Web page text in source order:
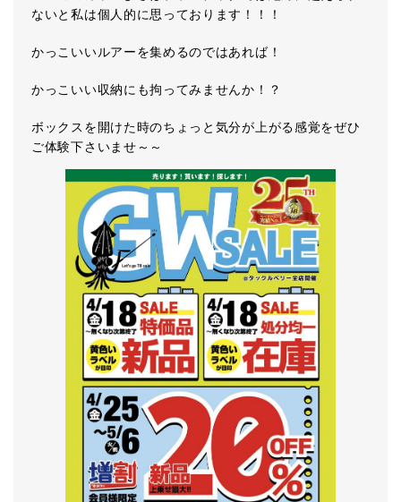
ないと私は個人的に思っております！！！
かっこいいルアーを集めるのではあれば！
かっこいい収納にも拘ってみませんか！？
ボックスを開けた時のちょっと気分が上がる感覚をぜひ
ご体験下さいませ～～